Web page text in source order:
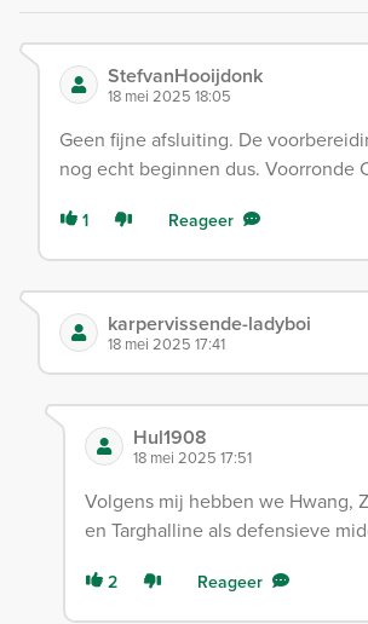
StefvanHooijdonk
18 mei 2025 18:05
Geen fijne afsluiting. De
nog echt beginnen dus. Voorronde
1 Reageer
karpervissende-ladyboi
18 mei 2025 17:41
Hul1908
18 mei 2025 17:51
Volgens mij hebben we Hwang,
en Targhalline als defensieve
2 Reageer